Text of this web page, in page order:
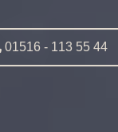
01516 - 113 55 44